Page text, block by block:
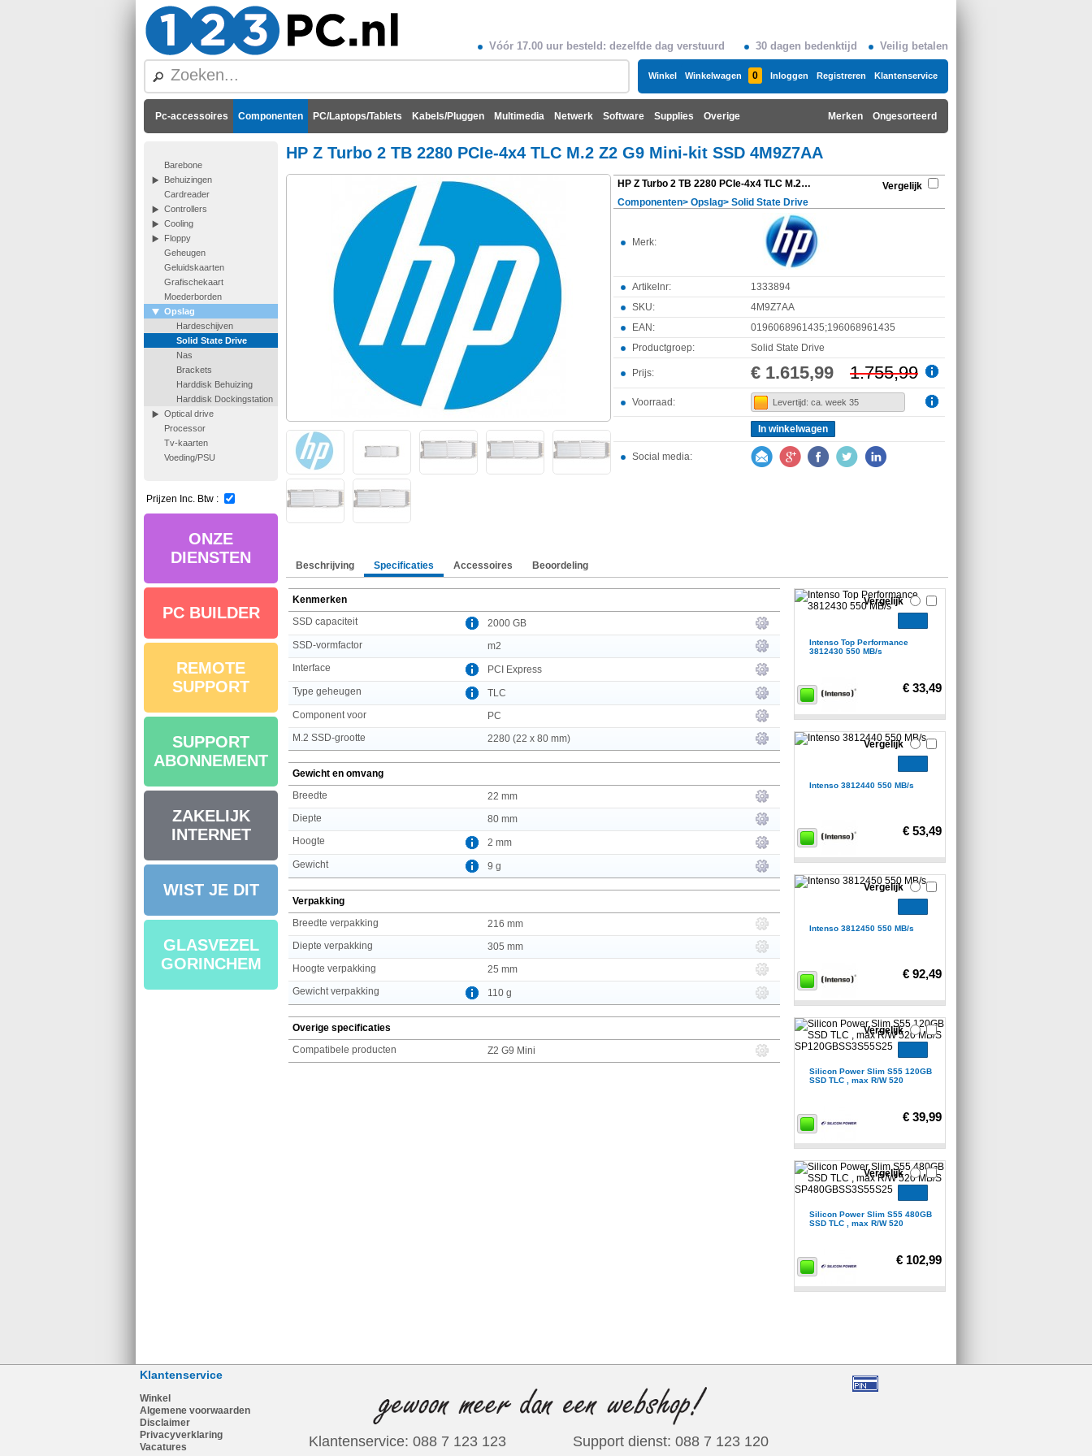
Vóór 17.00 uur besteld: dezelfde dag verstuurd 30 dagen bedenktijd Veilig betalen
Winkel Winkelwagen 0 Inloggen Registreren Klantenservice
Pc-accessoires Componenten PC/Laptops/Tablets Kabels/Pluggen Multimedia Netwerk Software Supplies Overige Ongesorteerd
Merken
Barebone
Behuizingen
Cardreader
Controllers
Cooling
Floppy
Geheugen
Geluidskaarten
Grafischekaart
Moederborden
Opslag
Hardeschijven
Solid State Drive
Nas
Brackets
Harddisk Behuizing
Harddisk Dockingstation
Optical drive
Processor
Tv-kaarten
Voeding/PSU
Prijzen Inc. Btw :
ONZE
DIENSTEN
PC BUILDER
REMOTE
SUPPORT
SUPPORT
ABONNEMENT
ZAKELIJK
INTERNET
WIST JE DIT
GLASVEZEL
GORINCHEM
HP Z Turbo 2 TB 2280 PCIe-4x4 TLC M.2 Z2 G9 Mini-kit SSD 4M9Z7AA
HP Z Turbo 2 TB 2280 PCIe-4x4 TLC M.2 Z2 G9 Mini-kit SSD 4M9Z7AA
Vergelijk
Componenten> Opslag> Solid State Drive
Merk:
Artikelnr:
1333894
SKU:
4M9Z7AA
EAN:
0196068961435;196068961435
Productgroep:
Solid State Drive
Prijs: € 1.615,99 1.755,99
Voorraad: Levertijd: ca. week 35
In winkelwagen
Social media:
Beschrijving Specificaties Accessoires Beoordeling
Kenmerken
SSD capaciteit
2000 GB
SSD-vormfactor
m2
Interface
PCI Express
Type geheugen
TLC
Component voor
PC
M.2 SSD-grootte
2280 (22 x 80 mm)
Gewicht en omvang
Breedte
22 mm
Diepte
80 mm
Hoogte
2 mm
Gewicht
9 g
Verpakking
Breedte verpakking
216 mm
Diepte verpakking
305 mm
Hoogte verpakking
25 mm
Gewicht verpakking
110 g
Overige specificaties
Compatibele producten
Z2 G9 Mini
Intenso Top Performance
3812430 550 MB/s
€ 33,49
Vergelijk
Intenso 3812440 550 MB/s
€ 53,49
Vergelijk
Intenso 3812450 550 MB/s
€ 92,49
Vergelijk
Silicon Power Slim S55 120GB
SSD TLC , max R/W 520
€ 39,99
Vergelijk
Silicon Power Slim S55 480GB
SSD TLC , max R/W 520
€ 102,99
Vergelijk
Klantenservice
Winkel
Algemene voorwaarden
Disclaimer
Privacyverklaring
Vacatures
Klantenservice: 088 7 123 123 Support dienst: 088 7 123 120